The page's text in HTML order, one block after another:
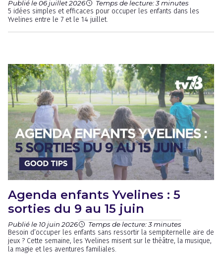
Publié le 06 juillet 2026 Temps de lecture: 3 minutes
5 idées simples et efficaces pour occuper les enfants dans les
Yvelines entre le 7 et le 14 juillet.
Agenda enfants Yvelines : 5
sorties du 9 au 15 juin
Publié le 10 juin 2026 Temps de lecture: 3 minutes
Besoin d’occuper les enfants sans ressortir la sempiternelle aire de
jeux ? Cette semaine, les Yvelines misent sur le théâtre, la musique,
la magie et les aventures familiales.